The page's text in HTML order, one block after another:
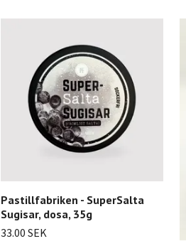
Pastillfabriken - SuperSalta
Sugisar, dosa, 35g
33.00 SEK